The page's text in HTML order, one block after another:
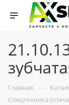
Главная —
Спецтехника